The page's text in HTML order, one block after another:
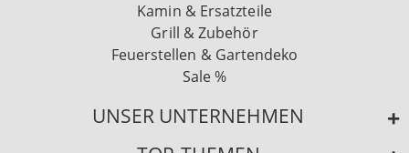
Kamin & Ersatzteile
Grill & Zubehör
Feuerstellen & Gartendeko
Sale %
UNSER UNTERNEHMEN